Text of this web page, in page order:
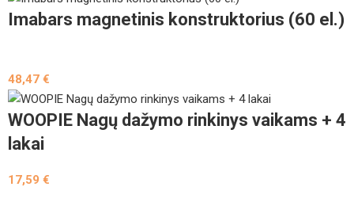
Imabars magnetinis konstruktorius (60 el.)
48,47€
WOOPIE Nagų dažymo rinkinys vaikams + 4
lakai
17,59€